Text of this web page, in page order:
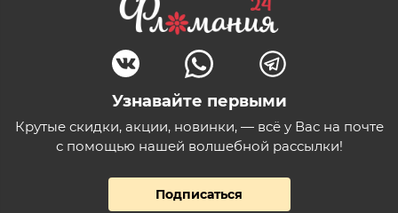
Узнавайте первыми
Крутые скидки, акции, новинки, — всё у Вас на почте
с помощью нашей волшебной рассылки!
Подписаться